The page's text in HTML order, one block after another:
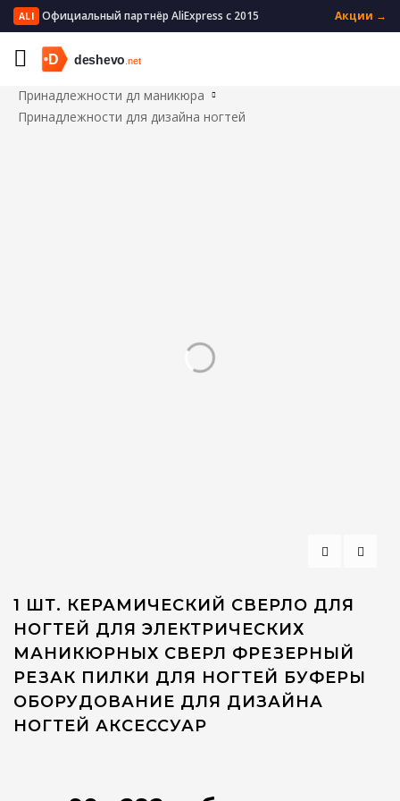
ALI Официальный партнёр AliExpress с 2015 Акции →
Главная
Красота и здоровье
Инструменты для дизайна ногтей
Принадлежности дл маникюра
Принадлежности для дизайна ногтей
1 ШТ. КЕРАМИЧЕСКИЙ СВЕРЛО ДЛЯ
НОГТЕЙ ДЛЯ ЭЛЕКТРИЧЕСКИХ
МАНИКЮРНЫХ СВЕРЛ ФРЕЗЕРНЫЙ
РЕЗАК ПИЛКИ ДЛЯ НОГТЕЙ БУФЕРЫ
ОБОРУДОВАНИЕ ДЛЯ ДИЗАЙНА
НОГТЕЙ АКСЕССУАР